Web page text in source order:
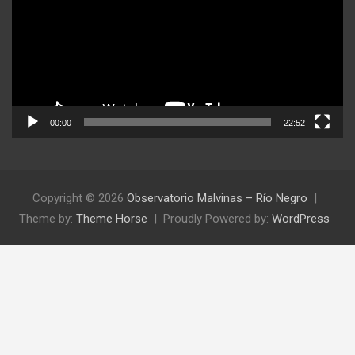
00:00 22:52
Copyright © 2026 Observatorio Malvinas – Río Negro
Theme by: Theme Horse Proudly Powered by: WordPress